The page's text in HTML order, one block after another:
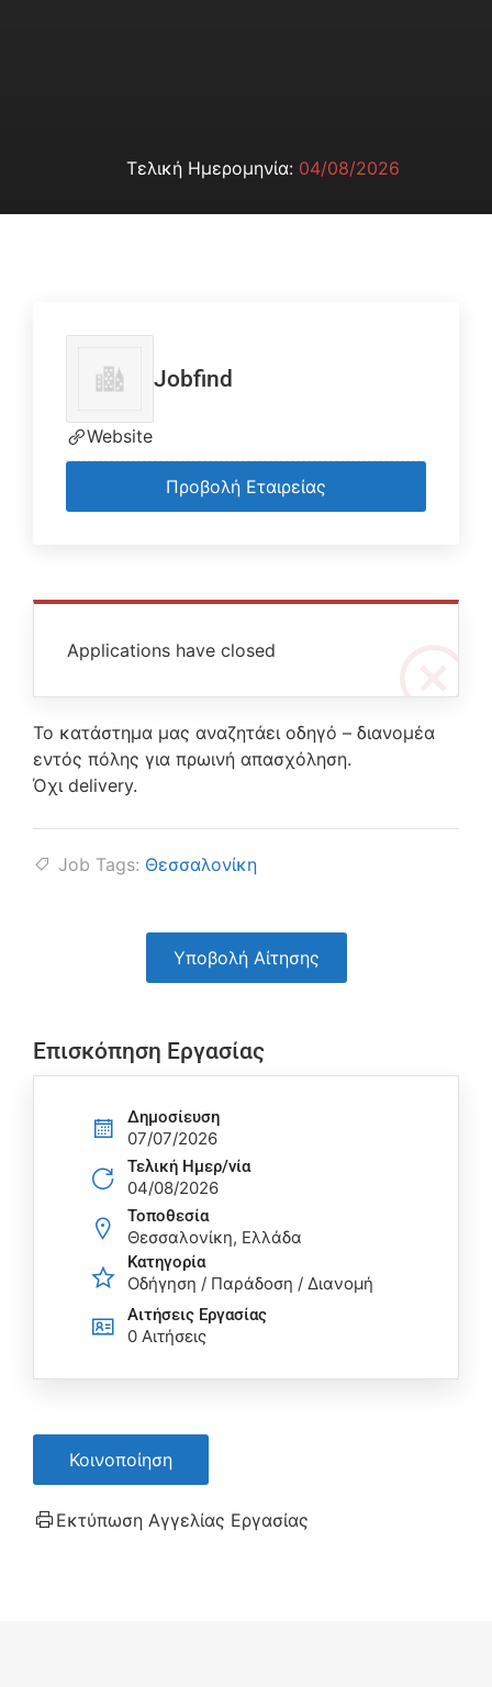
Τελική Ημερομηνία: 04/08/2026
Applications have closed
Το κατάστημα μας αναζητάει οδηγό – διανομέα
εντός πόλης για πρωινή απασχόληση.
Όχι delivery.
Job Tags: Θεσσαλονίκη
Υποβολή Αίτησης
Επισκόπηση Εργασίας
Δημοσίευση
07/07/2026
Τελική Ημερ/νία
04/08/2026
Τοποθεσία
Θεσσαλονίκη, Ελλάδα
Κατηγορία
Οδήγηση / Παράδοση / Διανομή
Αιτήσεις Eργασίας
0 Αιτήσεις
Κοινοποίηση
Εκτύπωση Αγγελίας Εργασίας
Jobfind
Website
Προβολή Εταιρείας